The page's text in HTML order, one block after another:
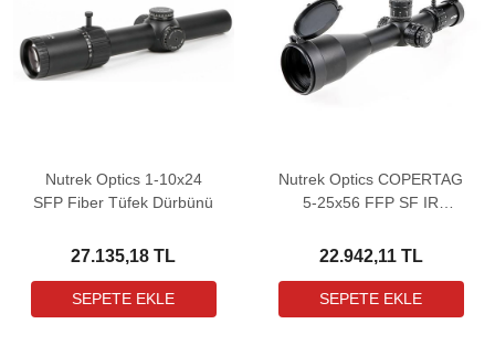
Nutrek Optics 1-10x24
SFP Fiber Tüfek Dürbünü
27.135,18 TL
Nutrek Optics COPERTAG
5-25x56 FFP SF IR
22.942,11 TL